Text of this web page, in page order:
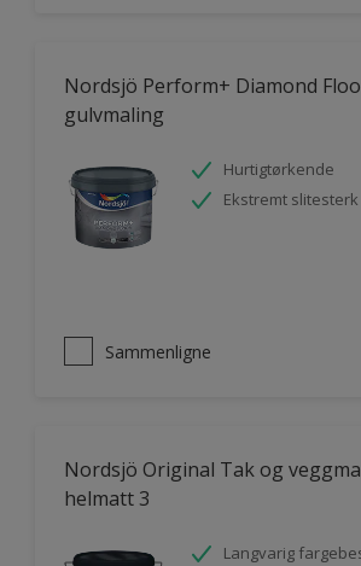
Nordsjö Perform+ Diamond
gulvmaling
Hurtigtørkende
Ekstremt slitesterk
Sammenligne
Nordsjö Original Tak og
helmatt 3
Langvarig